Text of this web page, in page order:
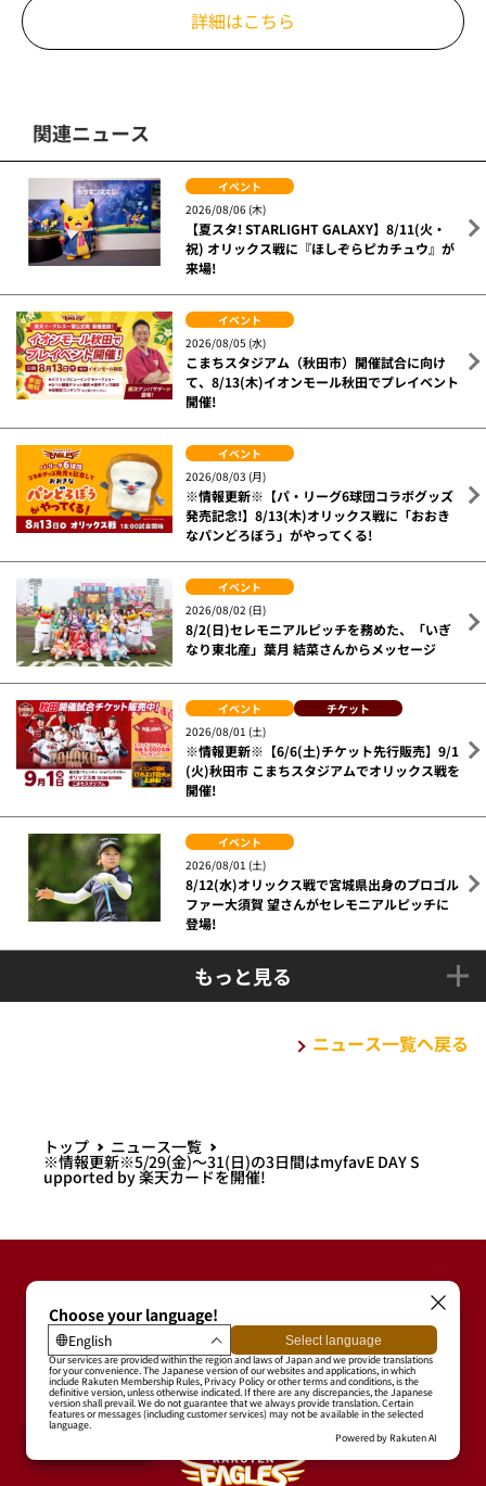
詳細はこちら
関連ニュース
イベント
2026/08/06 (木)
【夏スタ! STARLIGHT GALAXY】8/11(火・
祝) オリックス戦に『ほしぞらピカチュウ』が
来場!
イベント
2026/08/05 (水)
こまちスタジアム（秋田市）開催試合に向け
て、8/13(木)イオンモール秋田でプレイベント
開催!
イベント
2026/08/03 (月)
※情報更新※【パ・リーグ6球団コラボグッズ
発売記念!】8/13(木)オリックス戦に「おおき
なパンどろぼう」がやってくる!
イベント
2026/08/02 (日)
8/2(日)セレモニアルピッチを務めた、「いぎ
なり東北産」葉月 結菜さんからメッセージ
イベント
チケット
2026/08/01 (土)
※情報更新※【6/6(土)チケット先行販売】9/1
(火)秋田市 こまちスタジアムでオリックス戦を
開催!
イベント
2026/08/01 (土)
8/12(水)オリックス戦で宮城県出身のプロゴル
ファー大須賀 望さんがセレモニアルピッチに
登場!
もっと見る
ニュース一覧へ戻る
トップ ニュース一覧
※情報更新※5/29(金)～31(日)の3日間はmyfavE DAY S
upported by 楽天カードを開催!
PACIFIC LEAGUE